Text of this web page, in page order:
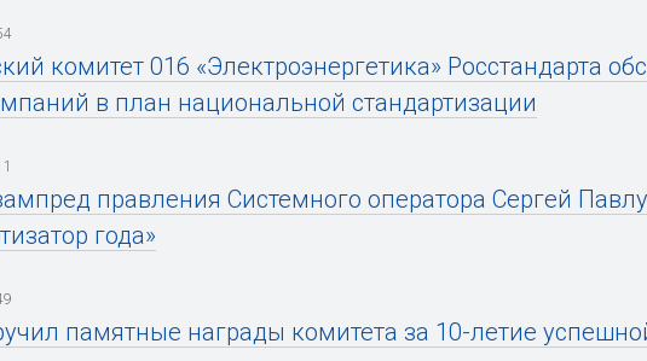
комитет 016 «Электроэнергетика» Росстандарта
в план национальной стандартизации
правления Системного оператора Сергей
года»
памятные награды комитета за 10-летие